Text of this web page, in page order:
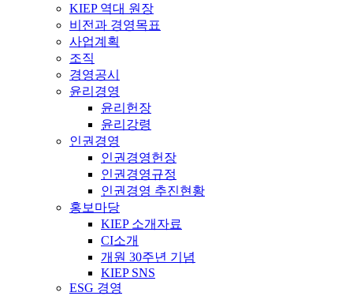
KIEP 역대 원장
비전과 경영목표
사업계획
조직
경영공시
윤리경영
윤리헌장
윤리강령
인권경영
인권경영헌장
인권경영규정
인권경영 추진현황
홍보마당
KIEP 소개자료
CI소개
개원 30주년 기념
KIEP SNS
ESG 경영